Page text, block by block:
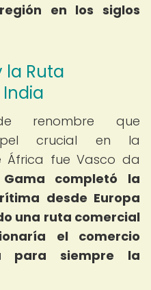
en los siglos
la Ruta
renombre que
crucial en la
África fue Vasco da
completó la
desde Europa
una ruta comercial
el comercio
para siempre la